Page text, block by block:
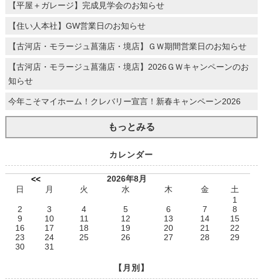
【平屋＋ガレージ】完成見学会のお知らせ
【住い人本社】GW営業日のお知らせ
【古河店・モラージュ菖蒲店・境店】ＧＷ期間営業日のお知らせ
【古河店・モラージュ菖蒲店・境店】2026ＧＷキャンペーンのお
知らせ
今年こそマイホーム！クレバリー宣言！新春キャンペーン2026
もっとみる
カレンダー
<<
2026年8月
日
月 火 水 木 金
土
1
2
3 4 5 6 7
8
9
10 11 12 13 14
15
16
17 18 19 20 21
22
23
24 25 26 27 28
29
30
31
【月別】